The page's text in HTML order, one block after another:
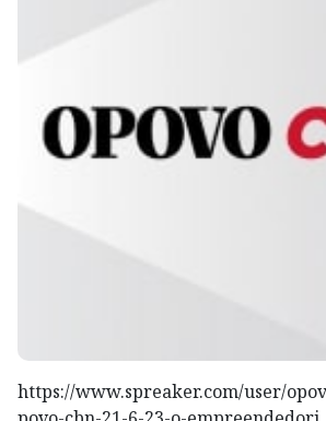
https://www.spreaker.com/user/